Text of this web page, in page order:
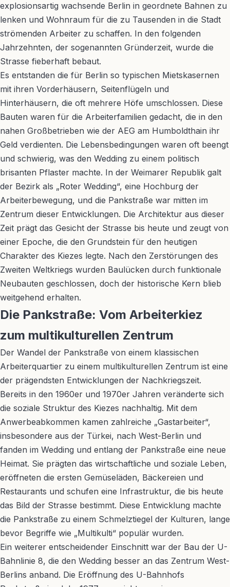
explosionsartig wachsende Berlin in geordnete Bahnen zu
lenken und Wohnraum für die zu Tausenden in die Stadt
strömenden Arbeiter zu schaffen. In den folgenden
Jahrzehnten, der sogenannten Gründerzeit, wurde die
Strasse fieberhaft bebaut.
Es entstanden die für Berlin so typischen Mietskasernen
mit ihren Vorderhäusern, Seitenflügeln und
Hinterhäusern, die oft mehrere Höfe umschlossen. Diese
Bauten waren für die Arbeiterfamilien gedacht, die in den
nahen Großbetrieben wie der AEG am Humboldthain ihr
Geld verdienten. Die Lebensbedingungen waren oft beengt
und schwierig, was den Wedding zu einem politisch
brisanten Pflaster machte. In der Weimarer Republik galt
der Bezirk als „Roter Wedding“, eine Hochburg der
Arbeiterbewegung, und die Pankstraße war mitten im
Zentrum dieser Entwicklungen. Die Architektur aus dieser
Zeit prägt das Gesicht der Strasse bis heute und zeugt von
einer Epoche, die den Grundstein für den heutigen
Charakter des Kiezes legte. Nach den Zerstörungen des
Zweiten Weltkriegs wurden Baulücken durch funktionale
Neubauten geschlossen, doch der historische Kern blieb
weitgehend erhalten.
Die Pankstraße: Vom Arbeiterkiez
zum multikulturellen Zentrum
Der Wandel der Pankstraße von einem klassischen
Arbeiterquartier zu einem multikulturellen Zentrum ist eine
der prägendsten Entwicklungen der Nachkriegszeit.
Bereits in den 1960er und 1970er Jahren veränderte sich
die soziale Struktur des Kiezes nachhaltig. Mit dem
Anwerbeabkommen kamen zahlreiche „Gastarbeiter“,
insbesondere aus der Türkei, nach West-Berlin und
fanden im Wedding und entlang der Pankstraße eine neue
Heimat. Sie prägten das wirtschaftliche und soziale Leben,
eröffneten die ersten Gemüseläden, Bäckereien und
Restaurants und schufen eine Infrastruktur, die bis heute
das Bild der Strasse bestimmt. Diese Entwicklung machte
die Pankstraße zu einem Schmelztiegel der Kulturen, lange
bevor Begriffe wie „Multikulti“ populär wurden.
Ein weiterer entscheidender Einschnitt war der Bau der U-
Bahnlinie 8, die den Wedding besser an das Zentrum West-
Berlins anband. Die Eröffnung des U-Bahnhofs